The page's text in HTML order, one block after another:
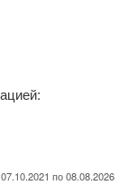
по 08.08.2026